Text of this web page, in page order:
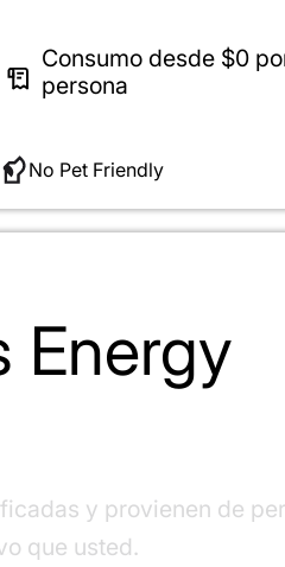
Consumo desde $0
persona
No Pet Friendly
Energy
y provienen de
que usted.